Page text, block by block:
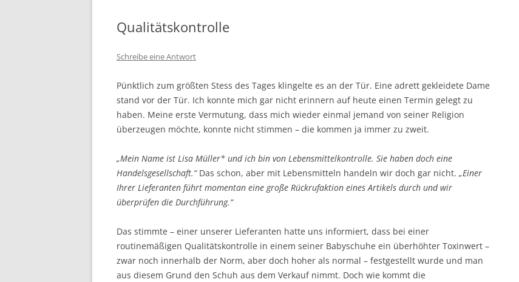
Qualitätskontrolle
Schreibe eine Antwort
Pünktlich zum größten Stess des Tages klingelte es an der Tür. Eine adrett gekleidete Dame
stand vor der Tür. Ich konnte mich gar nicht erinnern auf heute einen Termin gelegt zu
haben. Meine erste Vermutung, dass mich wieder einmal jemand von seiner Religion
überzeugen möchte, konnte nicht stimmen – die kommen ja immer zu zweit.
„Mein Name ist Lisa Müller* und ich bin von Lebensmittelkontrolle. Sie haben doch eine
Handelsgesellschaft.“Das schon, aber mit Lebensmitteln handeln wir doch gar nicht. „Einer
Ihrer Lieferanten führt momentan eine große Rückrufaktion eines Artikels durch und wir
überprüfen die Durchführung.“
Das stimmte – einer unserer Lieferanten hatte uns informiert, dass bei einer
routinemäßigen Qualitätskontrolle in einem seiner Babyschuhe ein überhöhter Toxinwert –
zwar noch innerhalb der Norm, aber doch hoher als normal – festgestellt wurde und man
aus diesem Grund den Schuh aus dem Verkauf nimmt. Doch wie kommt die